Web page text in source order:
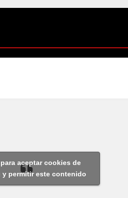
aceptar cookies de
y permitir este contenido